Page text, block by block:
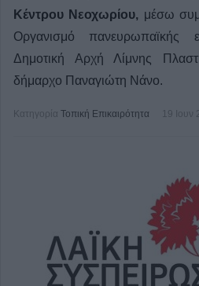
Κέντρου Νεοχωρίου, μέσω
Οργανισμό πανευρωπαϊκής
Δημοτική Αρχή Λίμνης
δήμαρχο Παναγιώτη Νάνο.
Κατηγορία Τοπική Επικαιρότητα 19 Ιουν